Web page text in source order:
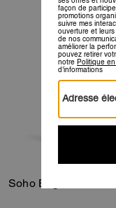
Soho Bag 25